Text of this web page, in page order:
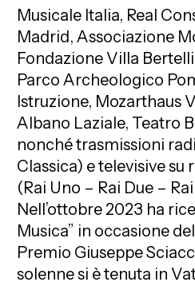
Musicale Italia, Real
Madrid, Associazione
Fondazione Villa
Parco Archeologico
Istruzione, Mozarthaus
Albano Laziale, Teatro
nonché trasmissioni
Classica) e televisive su
(Rai Uno – Rai Due –
Nell’ottobre 2023 ha
Musica” in occasione
Premio Giuseppe
solenne si è tenuta in